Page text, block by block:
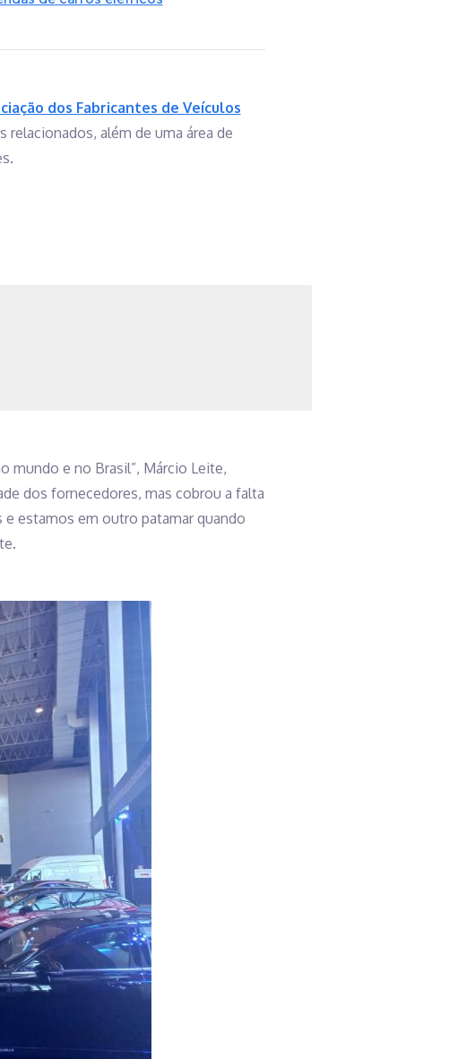
dos Fabricantes de Veículos
relacionados, além de uma área de
mundo e no Brasil”, Márcio Leite,
dos fornecedores, mas cobrou a falta
estamos em outro patamar quando